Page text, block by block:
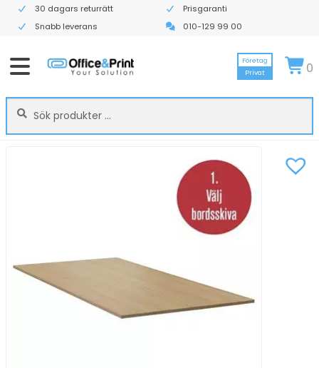
30 dagars returrätt
Prisgaranti
Snabb leverans
010-129 99 00
Sök
efter:
Sök
Företag
Privat
0